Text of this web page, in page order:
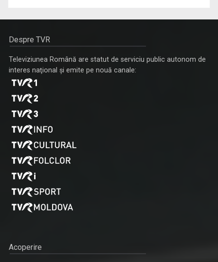
Despre TVR
Televiziunea Română are statut de serviciu public autonom de
interes naţional şi emite pe nouă canale:
Acoperire